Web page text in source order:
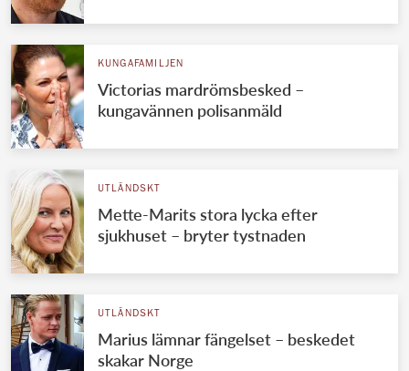
KUNGAFAMILJEN
Victorias mardrömsbesked –
kungavännen polisanmäld
UTLÄNDSKT
Mette-Marits stora lycka efter
sjukhuset – bryter tystnaden
UTLÄNDSKT
Marius lämnar fängelset – beskedet
skakar Norge